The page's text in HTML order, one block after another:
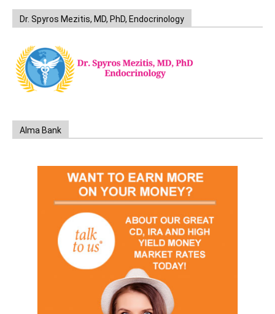
Dr. Spyros Mezitis, MD, PhD, Endocrinology
Alma Bank